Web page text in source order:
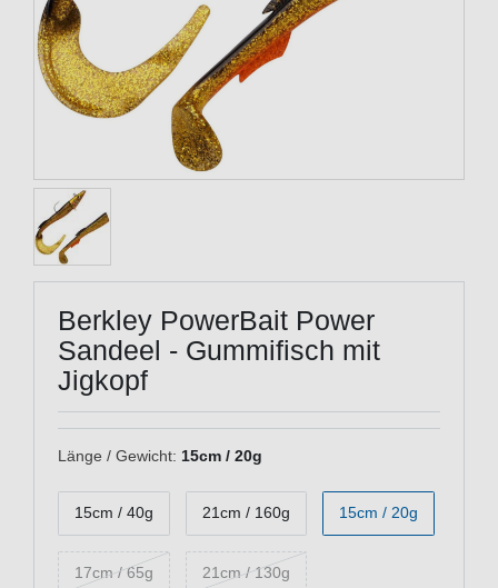
Berkley PowerBait Power
Sandeel - Gummifisch mit
Jigkopf
Länge / Gewicht: 15cm / 20g
15cm / 40g 21cm / 160g 15cm / 20g
17cm / 65g 21cm / 130g